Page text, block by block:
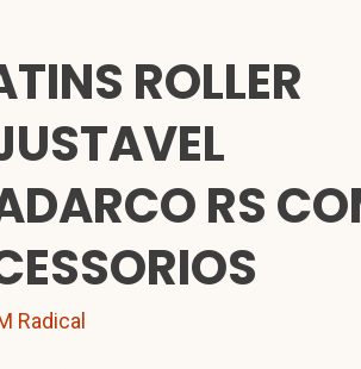
ROLLER
RS
Radical